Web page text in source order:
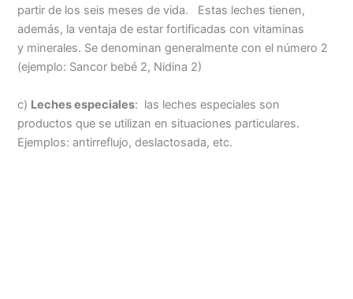
partir de los seis meses de vida. Estas leches tienen,
además, la ventaja de estar fortificadas con vitaminas
y minerales. Se denominan generalmente con el número 2
(ejemplo: Sancor bebé 2, Nidina 2)
c) Leches especiales: las leches especiales son
productos que se utilizan en situaciones particulares.
Ejemplos: antirreflujo, deslactosada, etc.